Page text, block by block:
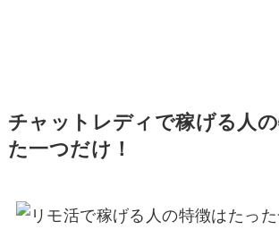
チャットレディで稼げる人
た一つだけ！